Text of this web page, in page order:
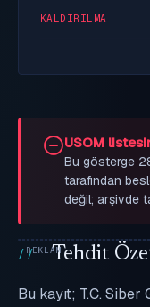
KALDIRILMA
USOM
Bu gösterge
tarafından
değil; arşivde
Tehdit
Bu kayıt; T.C. Siber